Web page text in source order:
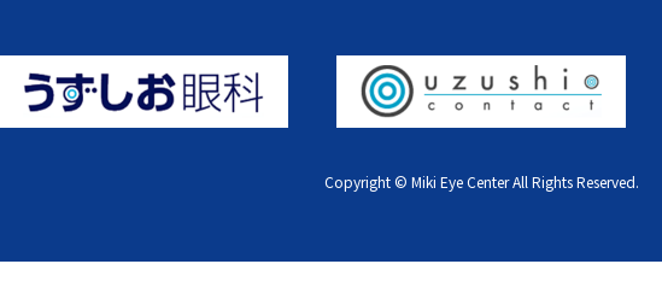
Copyright © Miki Eye Center All Rights Reserved.